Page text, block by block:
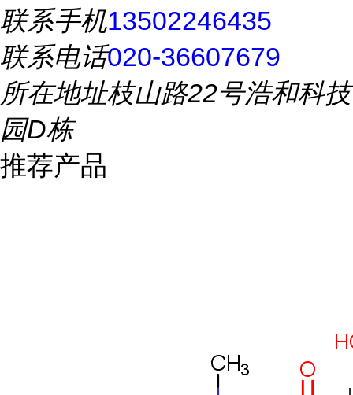
联系手机13502246435
联系电话020-36607679
所在地址枝山路22号浩和科技
园D栋
推荐产品